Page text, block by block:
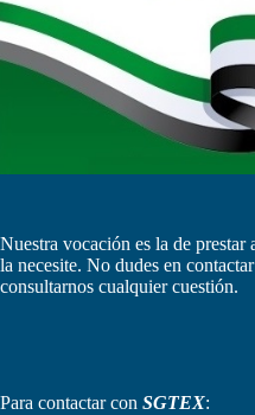
Nuestra vocación es la de prestar
la necesite. No dudes en
consultarnos cualquier cuestión.
Para contactar con SGTEX: